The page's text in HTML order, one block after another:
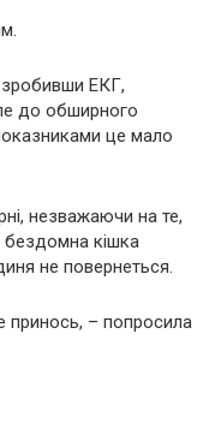
зробивши ЕКГ,
до обширного
це мало
незважаючи на те,
бездомна кішка
не повернеться.
принось, – попросила